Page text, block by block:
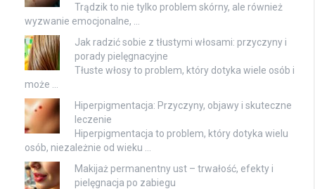
Trądzik to nie tylko problem skórny, ale również
wyzwanie emocjonalne, …
Jak radzić sobie z tłustymi włosami: przyczyny i
porady pielęgnacyjne
Tłuste włosy to problem, który dotyka wiele osób i
może …
Hiperpigmentacja: Przyczyny, objawy i skuteczne
leczenie
Hiperpigmentacja to problem, który dotyka wielu
osób, niezależnie od wieku …
Makijaż permanentny ust – trwałość, efekty i
pielęgnacja po zabiegu